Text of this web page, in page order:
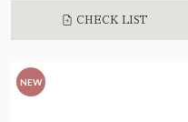
CHECK LIST
NEW